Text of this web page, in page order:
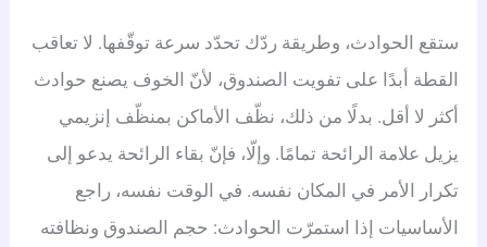
ستقع الحوادث، وطريقة ردّك تحدّد سرعة توقّفها. لا تعاقب
القطة أبدًا على تفويت الصندوق، لأنّ الخوف يصنع حوادث
أكثر لا أقل. بدلًا من ذلك، نظّف الأماكن بمنظّف إنزيمي
يزيل علامة الرائحة تمامًا. وإلّا، فإنّ بقاء الرائحة يدعو إلى
تكرار الأمر في المكان نفسه. في الوقت نفسه، راجع
الأساسيات إذا استمرّت الحوادث: حجم الصندوق ونظافته